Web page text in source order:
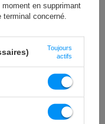
en supprimant
concerné.
Toujours
actifs